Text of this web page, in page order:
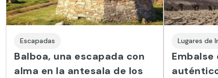
Escapadas
Balboa, una escapada con
alma en la antesala de los
Lugares de
Embalse